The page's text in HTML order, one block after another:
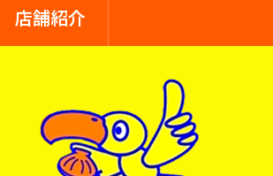
店舗紹介